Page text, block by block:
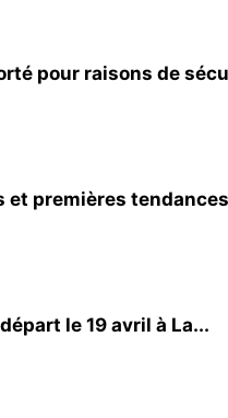
pour raisons de
et premières
le 19 avril à La...